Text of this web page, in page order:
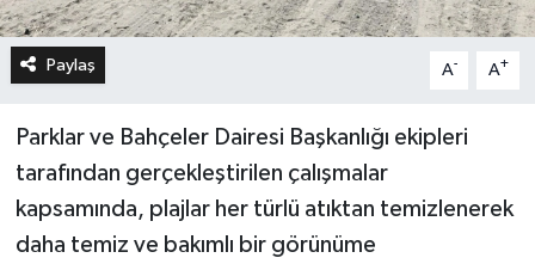
Paylaş A- A+
Parklar ve Bahçeler Dairesi Başkanlığı ekipleri
tarafından gerçekleştirilen çalışmalar
kapsamında, plajlar her türlü atıktan temizlenerek
daha temiz ve bakımlı bir görünüme